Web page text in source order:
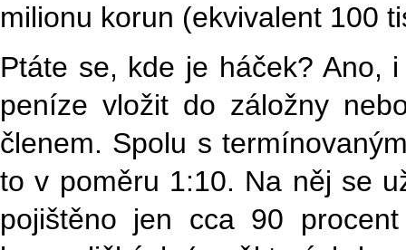
milionu korun (ekvivalent 100
Ptáte se, kde je háček? Ano,
peníze vložit do záložny
členem. Spolu s
to v poměru 1:10. Na něj se
pojištěno jen cca 90